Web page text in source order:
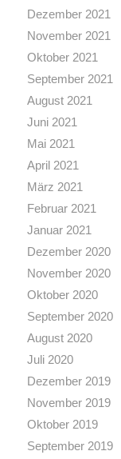
Dezember 2021
November 2021
Oktober 2021
September 2021
August 2021
Juni 2021
Mai 2021
April 2021
März 2021
Februar 2021
Januar 2021
Dezember 2020
November 2020
Oktober 2020
September 2020
August 2020
Juli 2020
Dezember 2019
November 2019
Oktober 2019
September 2019